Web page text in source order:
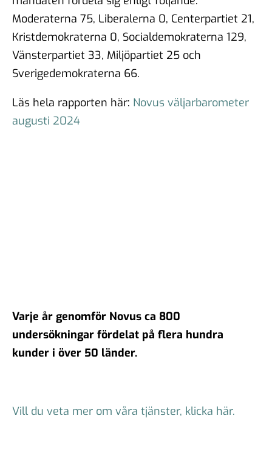
Moderaterna 75, Liberalerna 0, Centerpartiet 21,
Kristdemokraterna 0, Socialdemokraterna 129,
Vänsterpartiet 33, Miljöpartiet 25 och
Sverigedemokraterna 66.
Läs hela rapporten här: Novus väljarbarometer
augusti 2024
Varje år genomför Novus ca 800
undersökningar fördelat på flera hundra
kunder i över 50 länder.
Vill du veta mer om våra tjänster, klicka här.